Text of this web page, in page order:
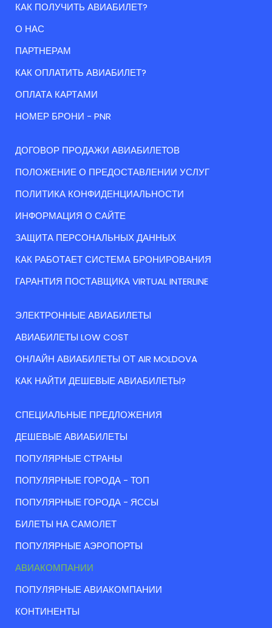
КАК ПОЛУЧИТЬ АВИАБИЛЕТ?
О НАС
ПАРТНЕРАМ
КАК ОПЛАТИТЬ АВИАБИЛЕТ?
ОПЛАТА КАРТАМИ
НОМЕР БРОНИ - PNR
ДОГОВОР ПРОДАЖИ АВИАБИЛЕТОВ
ПОЛОЖЕНИЕ О ПРЕДОСТАВЛЕНИИ УСЛУГ
ПОЛИТИКА КОНФИДЕНЦИАЛЬНОСТИ
ИНФОРМАЦИЯ О САЙТЕ
ЗАЩИТА ПЕРСОНАЛЬНЫХ ДАННЫХ
КАК РАБОТАЕТ СИСТЕМА БРОНИРОВАНИЯ
ГАРАНТИЯ ПОСТАВЩИКА VIRTUAL INTERLINE
ЭЛЕКТРОННЫЕ АВИАБИЛЕТЫ
АВИАБИЛЕТЫ LOW COST
ОНЛАЙН АВИАБИЛЕТЫ ОТ AIR MOLDOVA
КАК НАЙТИ ДЕШЕВЫЕ АВИАБИЛЕТЫ?
СПЕЦИАЛЬНЫЕ ПРЕДЛОЖЕНИЯ
ДЕШЕВЫЕ АВИАБИЛЕТЫ
ПОПУЛЯРНЫЕ СТРАНЫ
ПОПУЛЯРНЫЕ ГОРОДА - ТОП
ПОПУЛЯРНЫЕ ГОРОДА - ЯССЫ
БИЛЕТЫ НА САМОЛЕТ
ПОПУЛЯРНЫЕ АЭРОПОРТЫ
АВИАКОМПАНИИ
ПОПУЛЯРНЫЕ АВИАКОМПАНИИ
КОНТИНЕНТЫ